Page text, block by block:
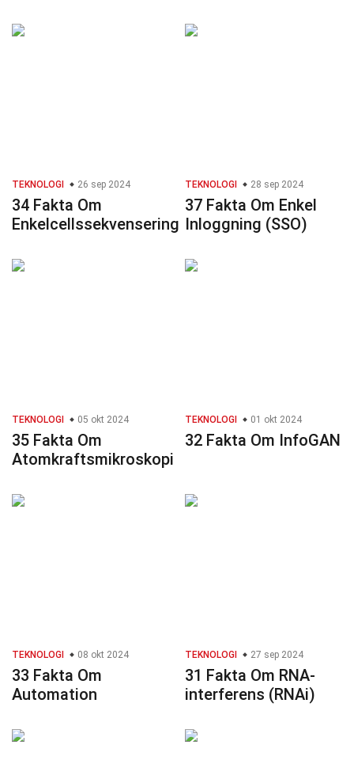
TEKNOLOGI 26 sep 2024
34 Fakta Om
Enkelcellssekvensering
TEKNOLOGI 28 sep 2024
37 Fakta Om Enkel
Inloggning (SSO)
TEKNOLOGI 05 okt 2024
35 Fakta Om
Atomkraftsmikroskopi
TEKNOLOGI 01 okt 2024
32 Fakta Om InfoGAN
TEKNOLOGI 08 okt 2024
33 Fakta Om
Automation
TEKNOLOGI 27 sep 2024
31 Fakta Om RNA-
interferens (RNAi)